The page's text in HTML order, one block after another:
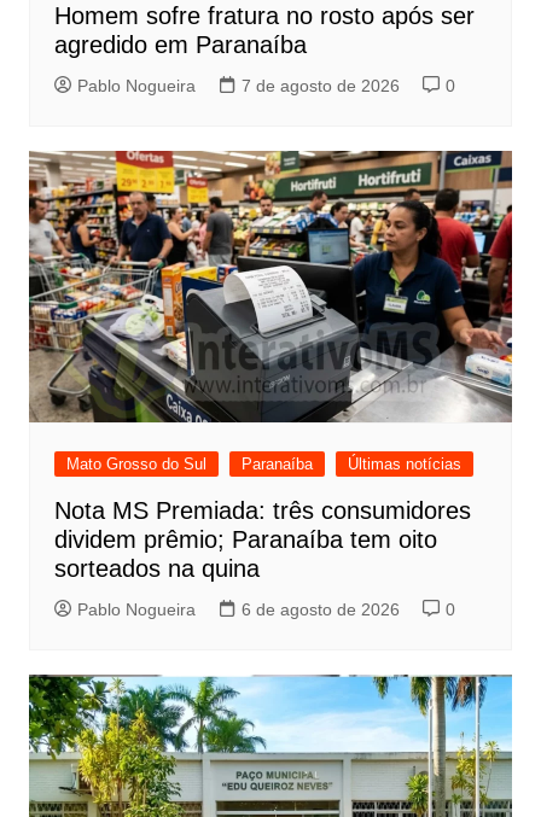
Homem sofre fratura no rosto após ser
agredido em Paranaíba
Pablo Nogueira 7 de agosto de 2026 0
Mato Grosso do Sul Paranaíba Últimas notícias
Nota MS Premiada: três consumidores
dividem prêmio; Paranaíba tem oito
sorteados na quina
Pablo Nogueira 6 de agosto de 2026 0